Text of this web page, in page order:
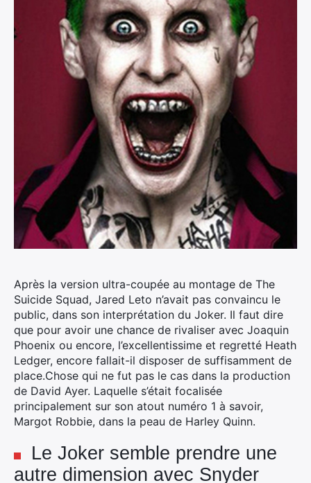
Après la version ultra-coupée au montage de The
Suicide Squad, Jared Leto n’avait pas convaincu le
public, dans son interprétation du Joker. Il faut dire
que pour avoir une chance de rivaliser avec Joaquin
Phoenix ou encore, l’excellentissime et regretté Heath
Ledger, encore fallait-il disposer de suffisamment de
place.Chose qui ne fut pas le cas dans la production
de David Ayer. Laquelle s’était focalisée
principalement sur son atout numéro 1 à savoir,
Margot Robbie, dans la peau de Harley Quinn.
Le Joker semble prendre une
autre dimension avec Snyder